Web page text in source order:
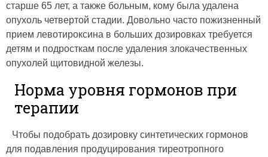
старше 65 лет, а также больным, кому была удалена
опухоль четвертой стадии. Довольно часто пожизненный
прием левотироксина в больших дозировках требуется
детям и подросткам после удаления злокачественных
опухолей щитовидной железы.
Норма уровня гормонов при
терапии
Чтобы подобрать дозировку синтетических гормонов
для подавления продуцирования тиреотропного